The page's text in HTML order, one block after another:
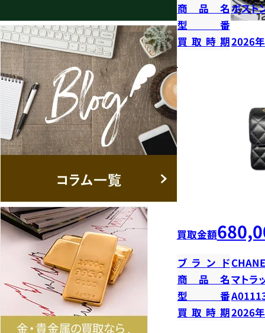
商品名ボスト
型番
買取時期2026
買取金額
ブランド
商品名マトラ
型番
買取時期2026